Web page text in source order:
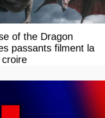
of the Dragon
passants filment la